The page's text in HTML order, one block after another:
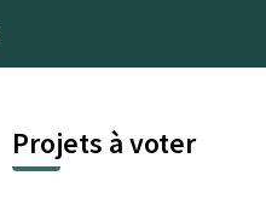
Projets à voter